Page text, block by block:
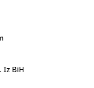
Iz BiH